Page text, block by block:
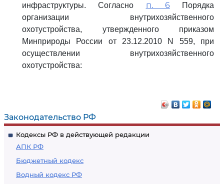
Законодательство РФ
Кодексы РФ в действующей редакции
АПК РФ
Бюджетный кодекс
Водный кодекс РФ
инфраструктуры. Согласно п. 6Порядка
организации внутрихозяйственного
охотустройства, утвержденного приказом
Минприроды России от 23.12.2010 N 559, при
осуществлении внутрихозяйственного
охотустройства: